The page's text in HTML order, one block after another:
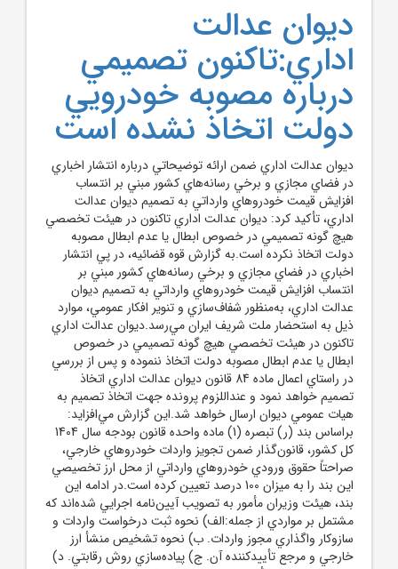
ديوان عدالت
اداري:تاکنون تصميمي
درباره مصوبه خودرويي
دولت اتخاذ نشده است
ديوان عدالت اداري ضمن ارائه توضيحاتي درباره انتشار اخباري
در فضاي مجازي و برخي رسانه‌هاي کشور مبني بر انتساب
افزايش قيمت خودروهاي وارداتي به تصميم ديوان عدالت
اداري، تأکيد کرد: ديوان عدالت اداري تاکنون در هيئت تخصصي
هيچ گونه تصميمي در خصوص ابطال يا عدم ابطال مصوبه
دولت اتخاذ نکرده است.به گزارش قوه قضائيه، در پي انتشار
اخباري در فضاي مجازي و برخي رسانه‌هاي کشور مبني بر
انتساب افزايش قيمت خودروهاي وارداتي به تصميم ديوان
عدالت اداري، به‌منظور شفاف‌سازي و تنوير افکار عمومي، موارد
ذيل به استحضار ملت شريف ايران مي‌رسد.ديوان عدالت اداري
تاکنون در هيئت تخصصي هيچ گونه تصميمي در خصوص
ابطال يا عدم ابطال مصوبه دولت اتخاذ ننموده و پس از بررسي
در راستاي اعمال ماده 84 قانون ديوان عدالت اداري اتخاذ
تصميم خواهد نمود و عنداللزوم پرونده جهت اتخاذ تصميم به
هيات عمومي ديوان ارسال خواهد شد.اين گزارش مي‌افزايد:
براساس بند (ر) تبصره (1) ماده واحده قانون بودجه سال 1404
کل کشور، قانون‌گذار ضمن تجويز واردات خودروهاي خارجي،
صراحتاً حقوق ورودي خودروهاي وارداتي از محل ارز تخصيصي
اين بند را به ميزان 100 درصد تعيين کرده است.در ادامه اين
بند، هيئت وزيران مأمور به تصويب آيين‌نامه اجرايي شده‌اند که
مشتمل بر مواردي از جمله:الف) نحوه ثبت درخواست واردات و
سازوکار واگذاري مجوز واردات. ب) نحوه تشخيص منشأ ارز
خارجي و مرجع تأييد‌کننده آن. ج) پياده‌سازي روش رقابتي. د)